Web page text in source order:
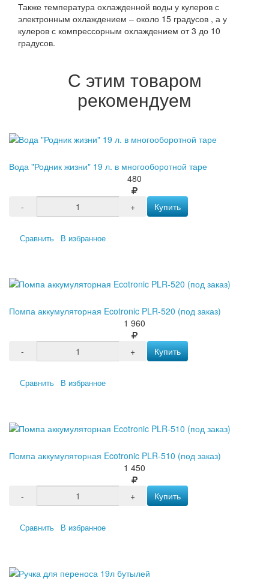
Также температура охлажденной воды у кулеров с
электронным охлаждением – около 15 градусов , а у
кулеров с компрессорным охлаждением от 3 до 10
градусов.
С этим товаром
рекомендуем
Вода "Родник жизни" 19 л. в многооборотной таре
480
- + Купить
Сравнить В избранное
Помпа аккумуляторная Ecotronic PLR-520 (под заказ)
1 960
- + Купить
Сравнить В избранное
Помпа аккумуляторная Ecotronic PLR-510 (под заказ)
1 450
- + Купить
Сравнить В избранное